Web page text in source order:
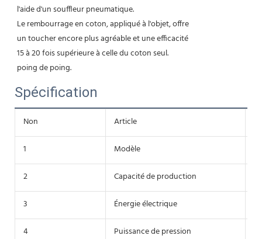
l'aide d'un souffleur pneumatique.
Le rembourrage en coton, appliqué à l'objet, offre
un toucher encore plus agréable et une efficacité
15 à 20 fois supérieure à celle du coton seul.
poing de poing.
Spécification
Non Article
1 Modèle
2 Capacité de production
3 Énergie électrique
4 Puissance de pression